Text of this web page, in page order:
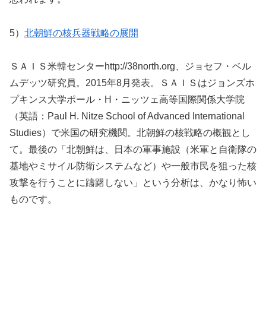
5） 北朝鮮の核兵器戦略の展開
ＳＡＩＳ米韓センターhttp://38north.org、ジョセフ・ベル
ムデッツ研究員。2015年8月発表。ＳＡＩＳはジョンズホ
プキンス大学ポール・H・ニッツェ高等国際関係大学院
（英語：Paul H. Nitze School of Advanced International
Studies）で米国の研究機関。北朝鮮の核戦略の概観とし
て。最後の「北朝鮮は、日本の軍事施設（米軍と自衛隊の
基地やミサイル防衛システムなど）や一般市民を狙った核
攻撃を行うことに躊躇しない」という分析は、かなり怖い
ものです。